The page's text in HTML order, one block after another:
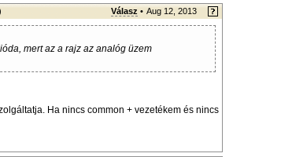
Válasz • Aug 12, 2013
mert az a rajz az analóg üzem
Ha nincs common + vezetékem és nincs